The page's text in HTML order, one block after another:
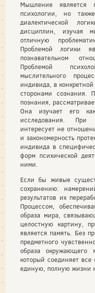
Мышление является
психологии, но
диалектической
дисциплин, изучая
отличную
Проблемой логики
познавательном
Проблемой
мыслительного
индивида, в
сторонами сознания.
познания,
Она изучает его
исследования. При
интересует не
и закономерность
индивида в
форм психической
ними.
Если бы живые
сохранению:
результатов их
Процессом,
образа мира,
целостную картину,
является память. Без
предметного
образа
который соединяет
единую, полную жизни